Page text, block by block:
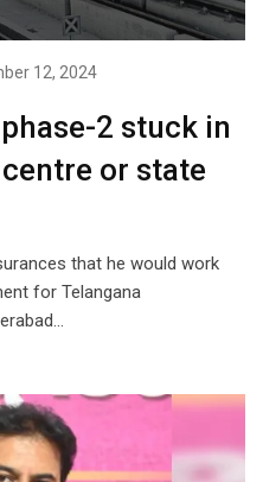
12, 2024
2 stuck in
or state
that he would work
for Telangana